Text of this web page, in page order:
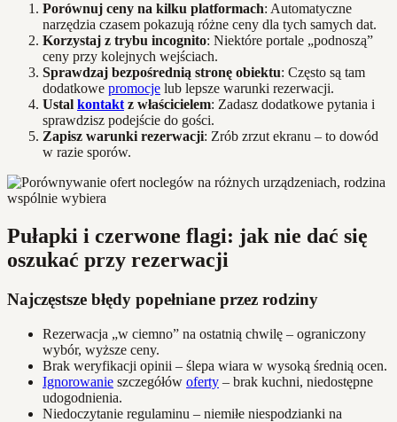
Porównuj ceny na kilku platformach: Automatyczne
narzędzia czasem pokazują różne ceny dla tych samych dat.
Korzystaj z trybu incognito: Niektóre portale „podnoszą”
ceny przy kolejnych wejściach.
Sprawdzaj bezpośrednią stronę obiektu: Często są tam
dodatkowe promocje lub lepsze warunki rezerwacji.
Ustal kontaktz właścicielem: Zadasz dodatkowe pytania i
sprawdzisz podejście do gości.
Zapisz warunki rezerwacji: Zrób zrzut ekranu – to dowód
w razie sporów.
Pułapki i czerwone flagi: jak nie dać się
oszukać przy rezerwacji
Najczęstsze błędy popełniane przez rodziny
Rezerwacja „w ciemno” na ostatnią chwilę – ograniczony
wybór, wyższe ceny.
Brak weryfikacji opinii – ślepa wiara w wysoką średnią ocen.
Ignorowanie szczegółów oferty – brak kuchni, niedostępne
udogodnienia.
Niedoczytanie regulaminu – niemiłe niespodzianki na